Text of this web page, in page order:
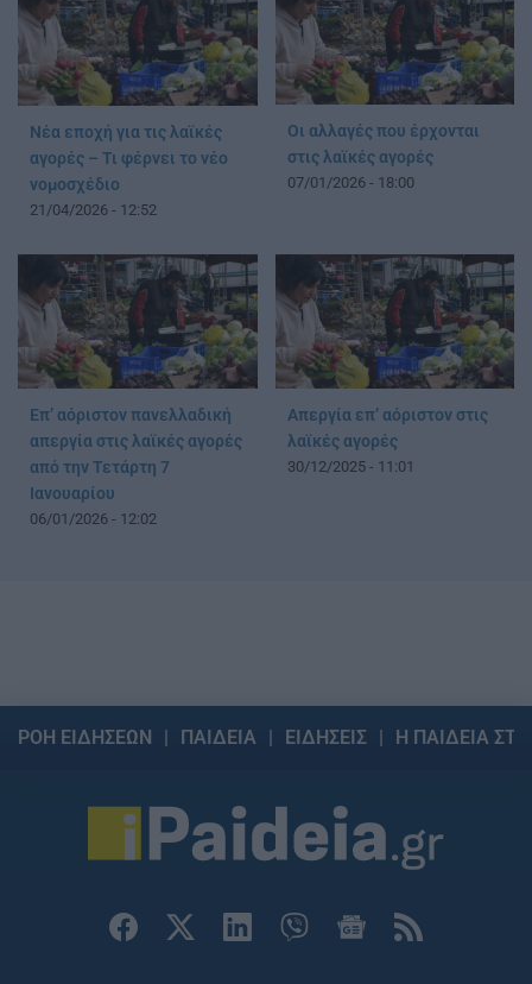
Νέα εποχή για τις λαϊκές
αγορές – Τι φέρνει το νέο
νομοσχέδιο
21/04/2026 - 12:52
Οι αλλαγές που έρχονται
στις λαϊκές αγορές
07/01/2026 - 18:00
Επ’ αόριστον πανελλαδική
απεργία στις λαϊκές αγορές
από την Τετάρτη 7
Ιανουαρίου
06/01/2026 - 12:02
Απεργία επ’ αόριστον στις
λαϊκές αγορές
30/12/2025 - 11:01
ΡΟΗ ΕΙΔΗΣΕΩΝ ΠΑΙΔΕΙΑ ΕΙΔΗΣΕΙΣ Η ΠΑΙΔΕΙΑ